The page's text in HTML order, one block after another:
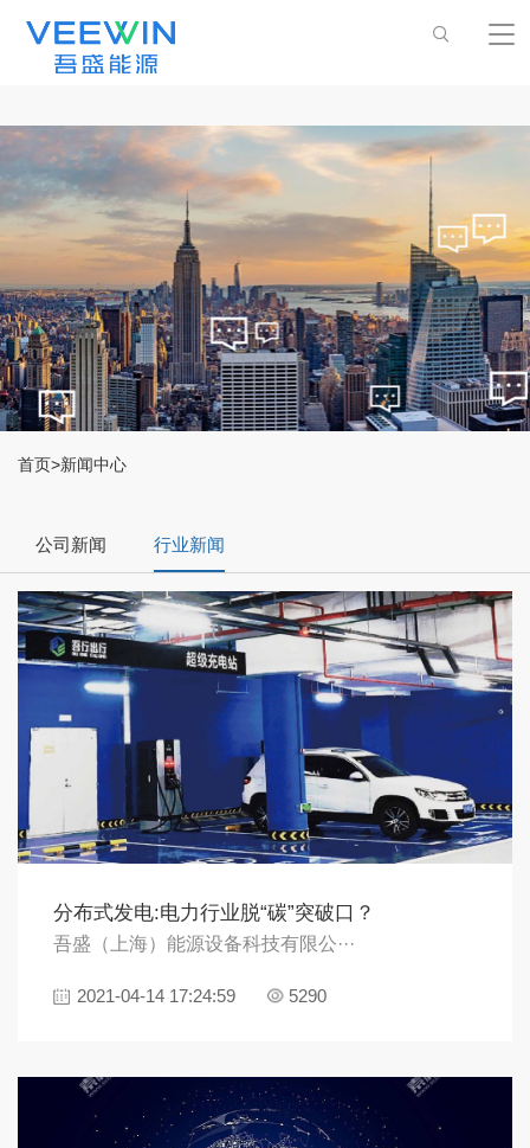
首页>新闻中心
公司新闻 行业新闻
分布式发电:电力行业脱“碳”突破口？
吾盛（上海）能源设备科技有限公···
2021-04-14 17:24:59 5290